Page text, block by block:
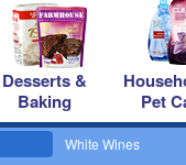
Desserts &
Baking
Pet
White Wines